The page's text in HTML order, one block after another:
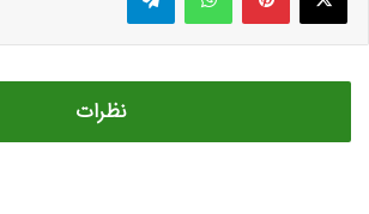
نظرات